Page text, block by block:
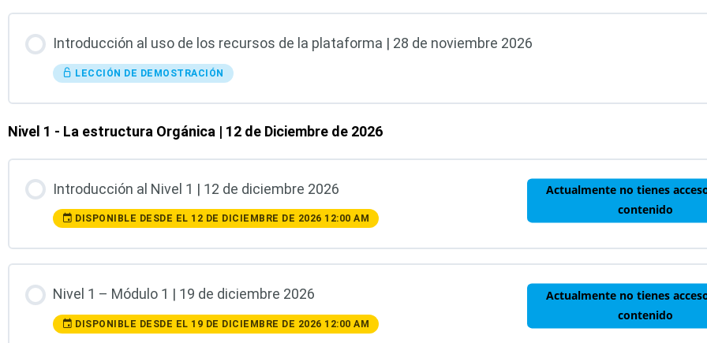
Introducción al uso de los recursos de la plataforma | 28 de noviembre 2026
LECCIÓN DE DEMOSTRACIÓN
Nivel 1 - La estructura Orgánica | 12 de Diciembre de 2026
Introducción al Nivel 1 | 12 de diciembre 2026
DISPONIBLE DESDE EL 12 DE DICIEMBRE DE 2026 12:00 AM
Actualmente no tienes
contenido
Nivel 1 – Módulo 1 | 19 de diciembre 2026
DISPONIBLE DESDE EL 19 DE DICIEMBRE DE 2026 12:00 AM
Actualmente no tienes
contenido